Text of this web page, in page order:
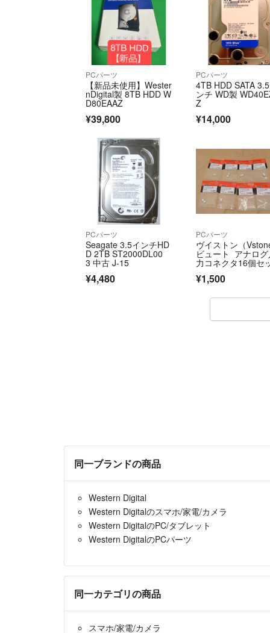
PCパーツ
【新品未使用】Wester
nDigital製 8TB HDD W
D80EAAZ
¥39,800
PCパーツ
4TB HDD SATA
ンチ WD製
Z
¥14,000
PCパーツ
Seagate 3.5インチHD
D 2TB ST2000DL00
3 中古 J-15
¥4,480
PCパーツ
ヴイストン（
ビュート アナログ
力コネクタ16個セ
¥1,500
同一ブランドの商品
Western Digital
Western Digitalのスマホ/家電/カメラ
Western DigitalのPC/タブレット
Western DigitalのPCパーツ
同一カテゴリの商品
スマホ/家電/カメラ